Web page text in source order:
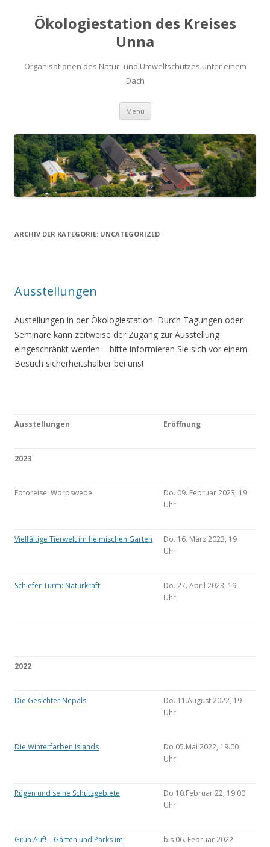
Ökologiestation des Kreises
Unna
Organisationen des Natur- und Umweltschutzes unter einem
Dach
Menü Zum
springen
ARCHIV DER KATEGORIE: UNCATEGORIZED
Ausstellungen
Austellungen in der Ökologiestation. Durch Tagungen oder
Seminare kann zeitweise der Zugang zur Ausstellung
eingeschränkt werden – bitte informieren Sie sich vor einem
Besuch sicherheitshalber bei uns!
Ausstellungen Eröffnung
2023
Fotoreise: Worpswede
Do. 09. Februar 2023, 19
Uhr
Vielfältige Tierwelt im heimischen Garten
Do. 16. März 2023, 19
Uhr
Schiefer Turm: Naturkraft
Do. 27. April 2023, 19
Uhr
2022
Die Gesichter Nepals
Do. 11.August 2022, 19
Uhr
Die Winterfarben Islands
Do 05.Mai 2022, 19.00
Uhr
Rügen und seine Schutzgebiete
Do 10.Februar 22, 19.00
Uhr
Grün Auf! – Gärten und Parks im
bis 06. Februar 2022